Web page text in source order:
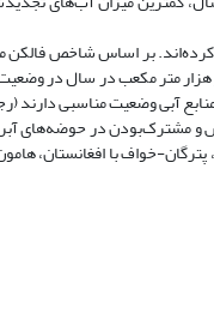
بر اساس شاخص فالکن
کمتر از هزار متر مکعب در سال در
آبی وضعیت مناسبی دارند
و مشترک‌بودن در حوضه‌های
خواف با افغانستان،